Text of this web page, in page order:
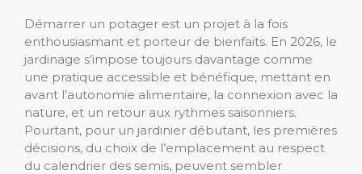
Démarrer un potager est un projet à la fois
enthousiasmant et porteur de bienfaits. En 2026, le
jardinage s’impose toujours davantage comme
une pratique accessible et bénéfique, mettant en
avant l’autonomie alimentaire, la connexion avec la
nature, et un retour aux rythmes saisonniers.
Pourtant, pour un jardinier débutant, les premières
décisions, du choix de l’emplacement au respect
du calendrier des semis, peuvent sembler